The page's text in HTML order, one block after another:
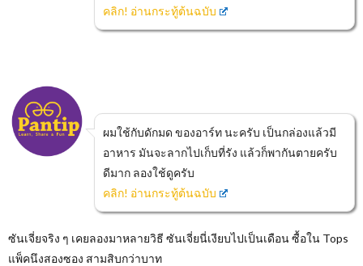
คลิก! อ่านกระทู้ต้นฉบับ
ผมใช้กับดักมด ของอาร์ท นะครับ เป็นกล่องแล้วมี
อาหาร มันจะลากไปเก็บที่รัง แล้วก็พากันตายครับ
ดีมาก ลองใช้ดูครับ
คลิก! อ่านกระทู้ต้นฉบับ
ซันเจี่ยจริง ๆ เคยลองมาหลายวิธี ซันเจี่ยนี่เงียบไปเป็นเดือน ซื้อใน Tops
แพ็คนึงสองซอง สามสิบกว่าบาท